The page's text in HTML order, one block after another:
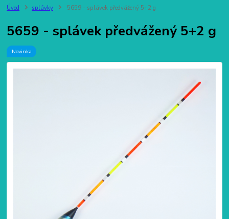
Úvod splávky 5659 - splávek předvážený 5+2 g
5659 - splávek předvážený 5+2 g
Novinka